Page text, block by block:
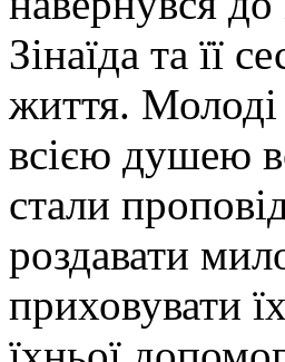
Зінаїда та її
життя. Молоді
всією душею
стали
роздавати
приховувати